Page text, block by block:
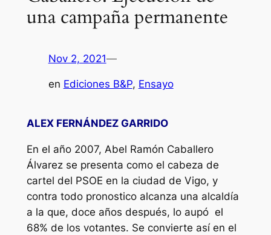
una campaña permanente
Nov 2, 2021—
en Ediciones B&P, Ensayo
ALEX FERNÁNDEZ GARRIDO
En el año 2007, Abel Ramón Caballero
Álvarez se presenta como el cabeza de
cartel del PSOE en la ciudad de Vigo, y
contra todo pronostico alcanza una alcaldía
a la que, doce años después, lo aupó el
68% de los votantes. Se convierte así en el